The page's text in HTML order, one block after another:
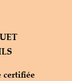
certifiée